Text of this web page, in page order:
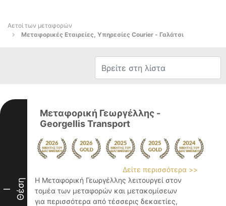
Αετοί των μεταφορών
Μεταφορικές Εταιρείες, Υπηρεσίες Courier - Γαλάτσι
I Θέση
Μεταφορική Γεωργέλλης -
Georgellis Transport
Δείτε περισσότερα >>
Η Μεταφορική Γεωργέλλης λειτουργεί στον
τομέα των μεταφορών και μετακομίσεων
για περισσότερα από τέσσερις δεκαετίες,